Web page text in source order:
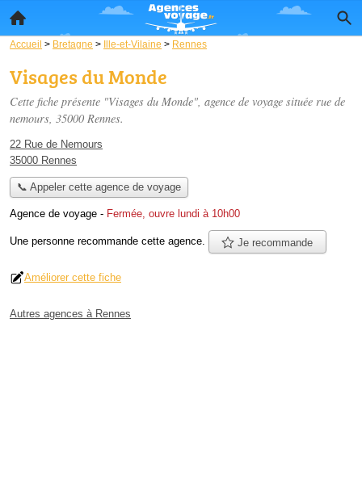
Accueil > Bretagne > Ille-et-Vilaine > Rennes
Visages du Monde
Cette fiche présente "Visages du Monde", agence de voyage située rue de
nemours, 35000 Rennes.
22 Rue de Nemours
35000 Rennes
📞 Appeler cette agence de voyage
Agence de voyage - Fermée, ouvre lundi à 10h00
Une personne recommande cette agence. Je recommande
Améliorer cette fiche
Autres agences à Rennes